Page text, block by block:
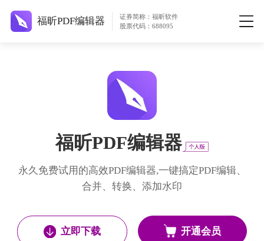
福昕PDF编辑器
证券简称：福昕软件
股票代码：688095
福昕PDF编辑器
永久免费试用的高效PDF编辑器,一键搞定PDF编辑、
合并、转换、添加水印
立即下载 开通会员